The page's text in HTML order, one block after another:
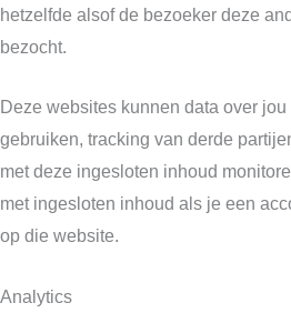
hetzelfde alsof de bezoeker deze
bezocht.
Deze websites kunnen data over
gebruiken, tracking van derde
met deze ingesloten inhoud
met ingesloten inhoud als je een
op die website.
Analytics